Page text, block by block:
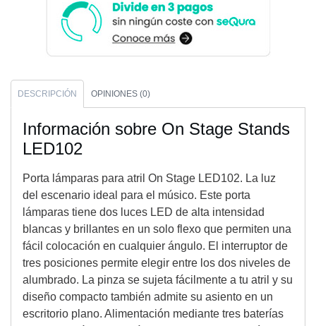
DESCRIPCIÓN OPINIONES (0)
Información sobre On Stage Stands
LED102
Porta lámparas para atril On Stage LED102. La luz
del escenario ideal para el músico. Este porta
lámparas tiene dos luces LED de alta intensidad
blancas y brillantes en un solo flexo que permiten una
fácil colocación en cualquier ángulo. El interruptor de
tres posiciones permite elegir entre los dos niveles de
alumbrado. La pinza se sujeta fácilmente a tu atril y su
diseño compacto también admite su asiento en un
escritorio plano. Alimentación mediante tres baterías